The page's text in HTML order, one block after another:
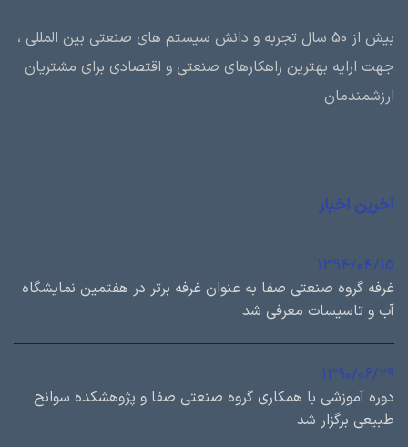
بیش از 50 سال تجربه و دانش سیستم های صنعتی بین المللی ،
جهت ارایه بهترین راهکارهای صنعتی و اقتصادی برای مشتریان
ارزشمندمان
آخرین اخبار
1394/04/15
غرفه گروه صنعتی صفا به عنوان غرفه برتر در هفتمین نمایشگاه
آب و تاسیسات معرفی شد
1390/06/29
دوره آموزشی با همكاري گروه صنعتی صفا و پژوهشكده سوانح
طبيعی برگزار شد